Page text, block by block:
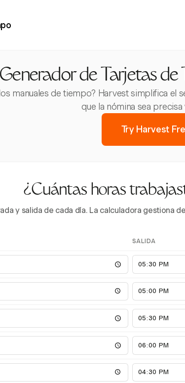
Generador de Tarjetas de
manuales de tiempo? Harvest simplifica
que la nómina sea precisa
Try Harvest
¿Cuántas horas
y salida de cada día. La calculadora gestiona
SALIDA